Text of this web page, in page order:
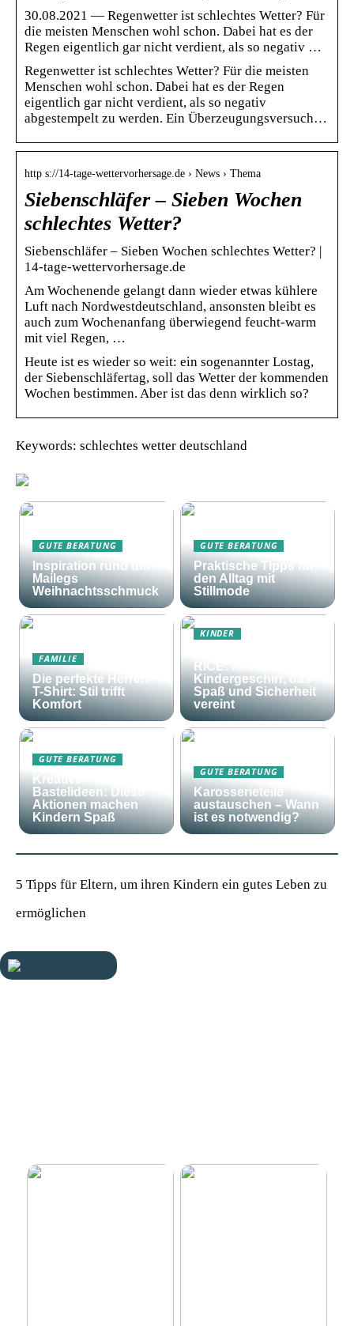
30.08.2021 — Regenwetter ist schlechtes Wetter? Für
die meisten Menschen wohl schon. Dabei hat es der
Regen eigentlich gar nicht verdient, als so negativ …
Regenwetter ist schlechtes Wetter? Für die meisten
Menschen wohl schon. Dabei hat es der Regen
eigentlich gar nicht verdient, als so negativ
abgestempelt zu werden. Ein Überzeugungsversuch…
http s://14-tage-wettervorhersage.de › News › Thema
Siebenschläfer – Sieben Wochen
schlechtes Wetter?
Siebenschläfer – Sieben Wochen schlechtes Wetter? |
14-tage-wettervorhersage.de
Am Wochenende gelangt dann wieder etwas kühlere
Luft nach Nordwestdeutschland, ansonsten bleibt es
auch zum Wochenanfang überwiegend feucht-warm
mit viel Regen, …
Heute ist es wieder so weit: ein sogenannter Lostag,
der Siebenschläfertag, soll das Wetter der kommenden
Wochen bestimmen. Aber ist das denn wirklich so?
Keywords: schlechtes wetter deutschland
GUTE BERATUNG
Inspiration rund um
Mailegs
Weihnachtsschmuck
GUTE BERATUNG
Praktische Tipps für
den Alltag mit
Stillmode
FAMILIE
Die perfekte Herren
T-Shirt: Stil trifft
Komfort
KINDER
RICE: farbenfrohes
Kindergeschirr, das
Spaß und Sicherheit
vereint
GUTE BERATUNG
Kreative
Bastelideen: Diese
Aktionen machen
Kindern Spaß
GUTE BERATUNG
Karosserieteile
austauschen – Wann
ist es notwendig?
5 Tipps für Eltern, um ihren Kindern ein gutes Leben zu
ermöglichen